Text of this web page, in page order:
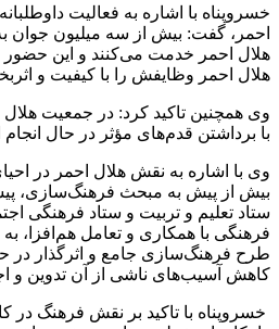
خسروپناه با اشاره به فعالیت
احمر، گفت: بیش از سه میلیون
هلال احمر خدمت می‌کنند و این
هلال احمر وظایفش را با کیفیت و
وی همچنین تاکید کرد: در جمعیت هلال
با برداشتن قدم‌های مؤثر در حال
وی با اشاره به نقش هلال احمر در
بیش از پیش به مبحث فرهنگ‌سازی،
ستاد تعلیم و تربیت و ستاد فرهنگی
فرهنگی با همکاری و تعامل هم‌افزا،
طرح فرهنگ‌سازی جامع و اثرگذار در
کاهش آسیب‌های ناشی از آن تدوین و
خسروپناه با تاکید بر نقش فرهنگ در